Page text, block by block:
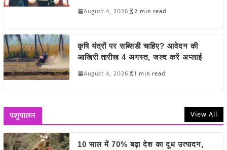
August 4, 2026 2 min read
कृषि यंत्रों पर सब्सिडी चाहिए? आवेदन की
आखिरी तारीख 4 अगस्त, जल्द करें अप्लाई
August 4, 2026 1 min read
पशुपालन View All
10 साल में 70% बढ़ा देश का दूध उत्पादन,